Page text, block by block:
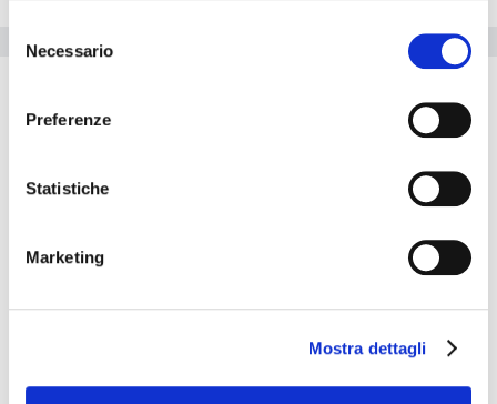
delNecessario
Preferenze
Statistiche
Marketing
Mostra dettagli
Servizi dell'hotel
L'hotel è ideale per chi si sposta in auto. All'interno dell'hotel i
Palacios è adattato per disabili. La struttura possiede un centro
attrezzato per sala congressi . La struttura mette la propria piscina
per gli amanti dello shopping. L'hotel offre campi da tennis. Gli
ospiti possono usufruire del ristorante interno all'hotel. Albergo
con servizio internet veloce. L'hotel è adatto per gli sportivi che
soluzione per gli amanti del wellness. Tutti i clienti potranno
usufruire del servizio mini-bus per entrare nel centro città.